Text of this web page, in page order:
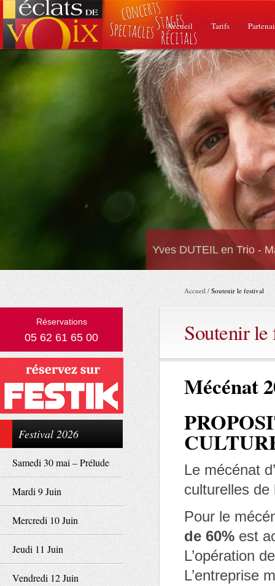
Accueil Tarifs
Yves DUTEIL en Trio -
Réservations
05 62 61 65 00
Festival 2026
Samedi 30 mai – Prélude
Mardi 9 Juin
Mercredi 10 Juin
Jeudi 11 Juin
Vendredi 12 Juin
Accueil /Soutenir le festival
Soutenir
Mécénat
Le mécénat
culturelles de
Pour le
de 60% est
L’opération
L’entreprise